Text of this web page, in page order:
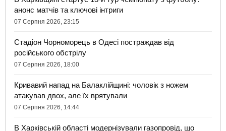
анонс матчів та ключові інтриги
07 Серпня 2026, 23:15
Стадіон Чорноморець в Одесі постраждав від
російського обстрілу
07 Серпня 2026, 18:00
Кривавий напад на Балаклійщині: чоловік з ножем
атакував двох, але їх врятували
07 Серпня 2026, 14:44
В Харківській області модернізували газопровід, що